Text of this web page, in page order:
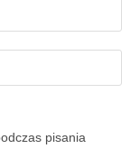
pisania